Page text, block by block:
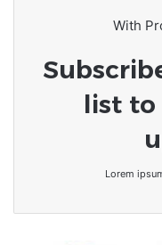
With
list to
Lorem